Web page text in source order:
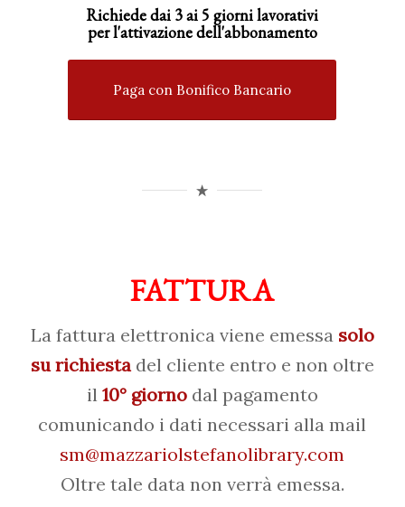
Richiede dai 3 ai 5 giorni lavorativi
perl'attivazionedell'abbonamento
Paga con Bonifico Bancario
FATTURA
La fattura elettronica viene emessasolo
su richiestadel cliente entro e non oltre
il 10° giornodal pagamento
comunicando i dati necessari alla mail
sm@mazzariolstefanolibrary.com
Oltre tale data non verrà emessa.